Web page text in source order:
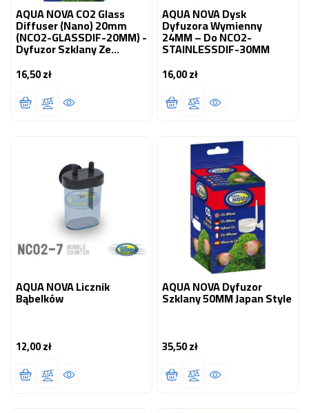
AQUA NOVA CO2 Glass
Diffuser (Nano) 20mm
(NCO2-GLASSDIF-20MM) -
Dyfuzor Szklany Ze
Spiekiem Ceramicznym
16,50 złCena
AQUA NOVA Dysk
Dyfuzora Wymienny
24MM – Do NCO2-
STAINLESSDIF-30MM
16,00 złCena
AQUA NOVA Licznik
Bąbelków
12,00 złCena
AQUA NOVA Dyfuzor
Szklany 50MM Japan Style
35,50 złCena